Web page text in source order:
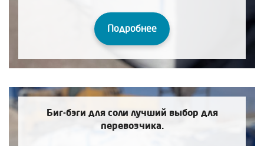
Подробнее
Биг-бэги для соли лучший выбор для
перевозчика.